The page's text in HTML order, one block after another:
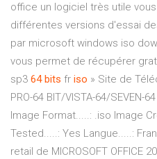
office un logiciel très utile
différentes versions d'essai
par microsoft windows iso
vous permet de récupérer
sp3 64 bits fr iso » Site de
PRO-64 BIT/VISTA-64/SEVEN-
Image Format.....: .iso Image
Tested.....: Yes Langue.....:
retail de MICROSOFT OFFICE